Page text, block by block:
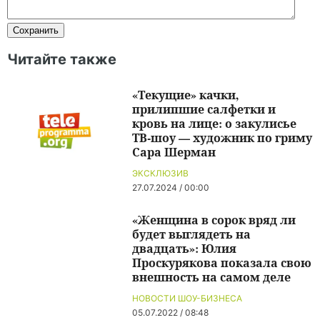
Читайте также
ЭКСКЛЮЗИВ
27.07.2024 / 00:00
«Текущие» качки,
прилипшие салфетки и
кровь на лице: о закулисье
ТВ-шоу — художник по гриму
Сара Шерман
НОВОСТИ ШОУ-БИЗНЕСА
05.07.2022 / 08:48
«Женщина в сорок вряд ли
будет выглядеть на
двадцать»: Юлия
Проскурякова показала свою
внешность на самом деле